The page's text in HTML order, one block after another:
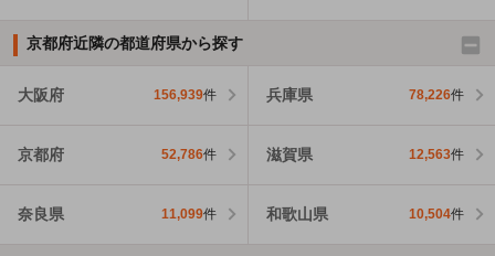
京都府近隣の都道府県から探す
大阪府 156,939件 兵庫県 78,226件
京都府 52,786件 滋賀県 12,563件
奈良県 11,099件 和歌山県 10,504件